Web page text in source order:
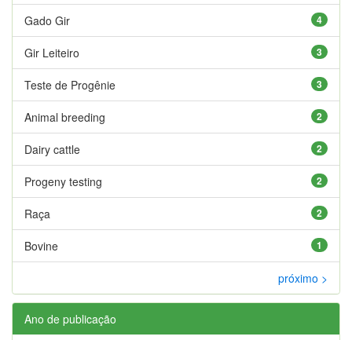
4
Gado Gir
3
Gir Leiteiro
3
Teste de Progênie
2
Animal breeding
2
Dairy cattle
2
Progeny testing
2
Raça
1
Bovine
próximo >
Ano de publicação